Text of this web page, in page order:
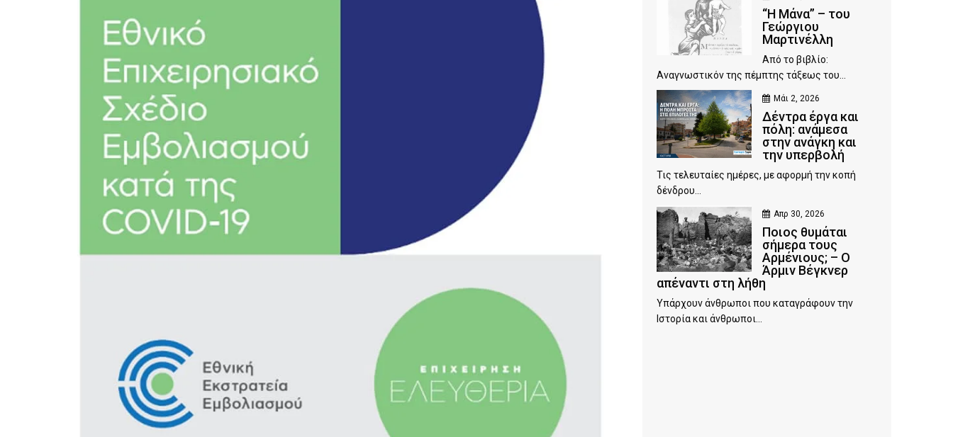
“Η Μάνα” – του
Γεώργιου
Μαρτινέλλη
Από το βιβλίο:
Αναγνωστικόν της πέμπτης τάξεως του...
Μάι 2, 2026
Δέντρα έργα και
πόλη: ανάμεσα
στην ανάγκη και
την υπερβολή
Τις τελευταίες ημέρες, με αφορμή την κοπή
δένδρου...
Απρ 30, 2026
Ποιος θυμάται
σήμερα τους
Αρμένιους; – Ο
Άρμιν Βέγκνερ
απέναντι στη λήθη
Υπάρχουν άνθρωποι που καταγράφουν την
Ιστορία και άνθρωποι...